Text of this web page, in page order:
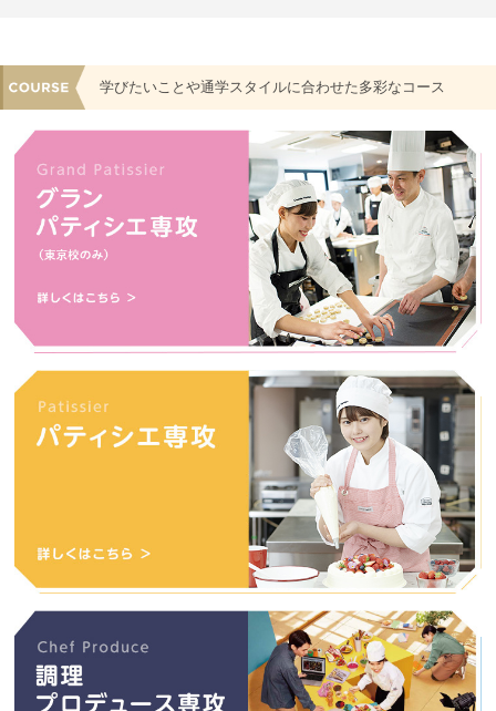
学びたいことや通学スタイルに合わせた多彩なコース